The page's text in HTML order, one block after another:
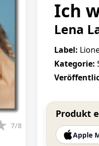
7/8
Ich
Lena
Label:
Kategorie:
Produkt
Apple